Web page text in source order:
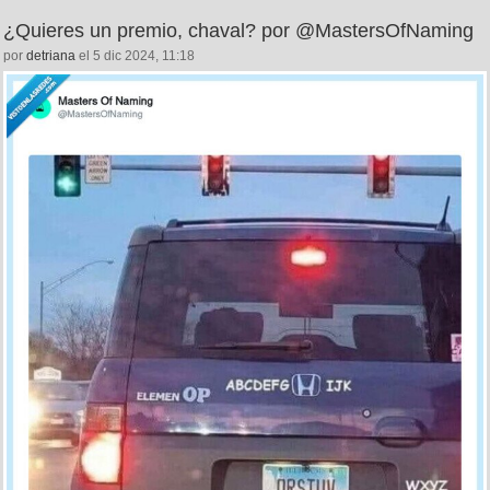
¿Quieres un premio, chaval? por @MastersOfNaming
por detriana el 5 dic 2024, 11:18